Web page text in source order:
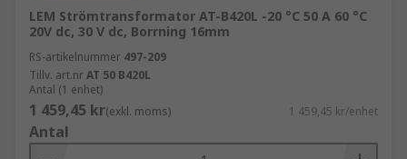
LEM Strömtransformator AT-B420L -20 °C 50 A 60 °C
20V dc, 30 V dc, Borrning 16mm
RS-artikelnummer 497-209
Tillv. art.nrAT 50 B420L
Antal (1 enhet)
1 459,45 kr(exkl. moms) 1 459,45 kr/enhet
Antal